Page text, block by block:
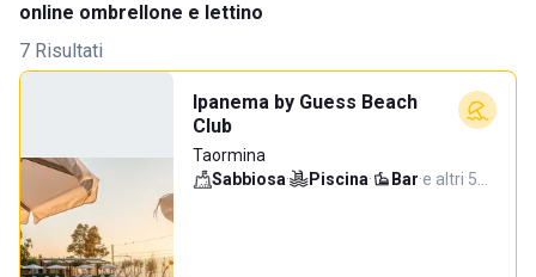
online ombrellone e lettino
7 Risultati
Ipanema by Guess Beach
Club
Taormina
Sabbiosa· Piscina· Bar·e altri 5…